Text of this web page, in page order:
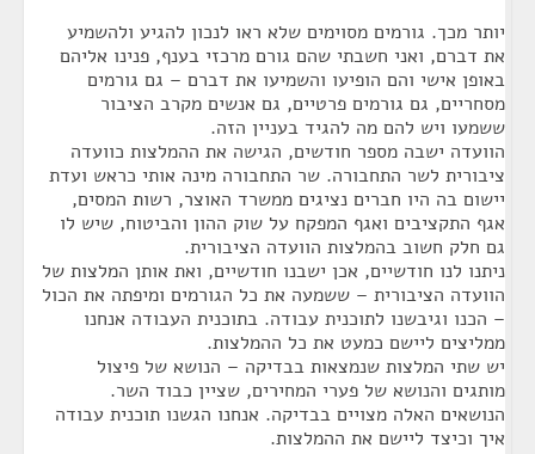
יותר מכך. גורמים מסוימים שלא ראו לנכון להגיע ולהשמיע
את דברם, ואני חשבתי שהם גורם מרכזי בענף, פנינו אליהם
באופן אישי והם הופיעו והשמיעו את דברם – גם גורמים
מסחריים, גם גורמים פרטיים, גם אנשים מקרב הציבור
ששמעו ויש להם מה להגיד בעניין הזה.
הוועדה ישבה מספר חודשים, הגישה את ההמלצות כוועדה
ציבורית לשר התחבורה. שר התחבורה מינה אותי כראש ועדת
יישום בה היו חברים נציגים ממשרד האוצר, רשות המסים,
אגף התקציבים ואגף המפקח על שוק ההון והביטוח, שיש לו
גם חלק חשוב בהמלצות הוועדה הציבורית.
ניתנו לנו חודשיים, אכן ישבנו חודשיים, ואת אותן המלצות של
הוועדה הציבורית – ששמעה את כל הגורמים ומיפתה את הכול
– הכנו וגיבשנו לתוכנית עבודה. בתוכנית העבודה אנחנו
ממליצים ליישם כמעט את כל ההמלצות.
יש שתי המלצות שנמצאות בבדיקה – הנושא של פיצול
מותגים והנושא של פערי המחירים, שציין כבוד השר.
הנושאים האלה מצויים בבדיקה. אנחנו הגשנו תוכנית עבודה
איך וכיצד ליישם את ההמלצות.